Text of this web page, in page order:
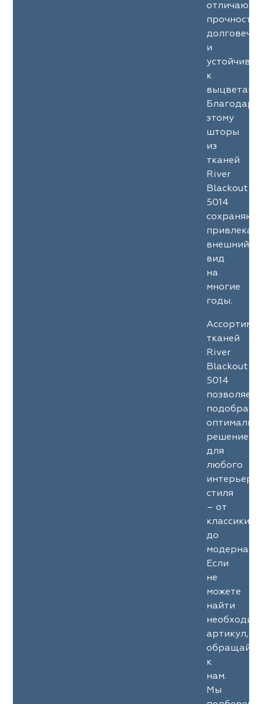
и
к
Благодаря
этому
шторы
из
тканей
River
Blackout
5014
сохраняют
внешний
вид
на
многие
годы.
тканей
River
Blackout
5014
позволяет
подобрать
решение
для
любого
стиля
– от
классики
до
модерна.
Если
не
можете
найти
артикул,
к
нам.
Мы